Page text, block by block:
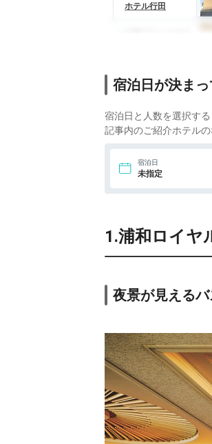
ホテル行田
cooju（クージ
8. むさしのグランド
ホテル＆スパ
宿泊日が決ま
宿泊日と人数を選択する
記事内のご紹介ホテル
宿泊日
未指定
1.浦和ロイヤ
夜景が見える